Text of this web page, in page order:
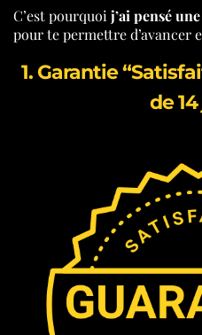
C’est pourquoi j’ai pensé
pour te permettre d’avancer
1. Garantie
de